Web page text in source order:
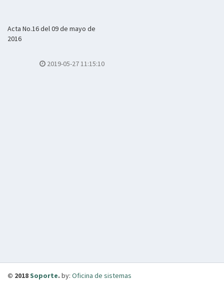
Acta No.16 del 09 de mayo de
2016
2019-05-27 11:15:10
© 2018Soporte. by: Oficina de sistemas